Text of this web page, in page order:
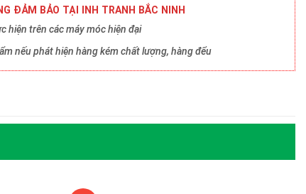
ĐẢM BẢO TẠI INH TRANH BẮC NINH
hiện trên các máy móc hiện đại
nếu phát hiện hàng kém chất lượng, hàng đểu